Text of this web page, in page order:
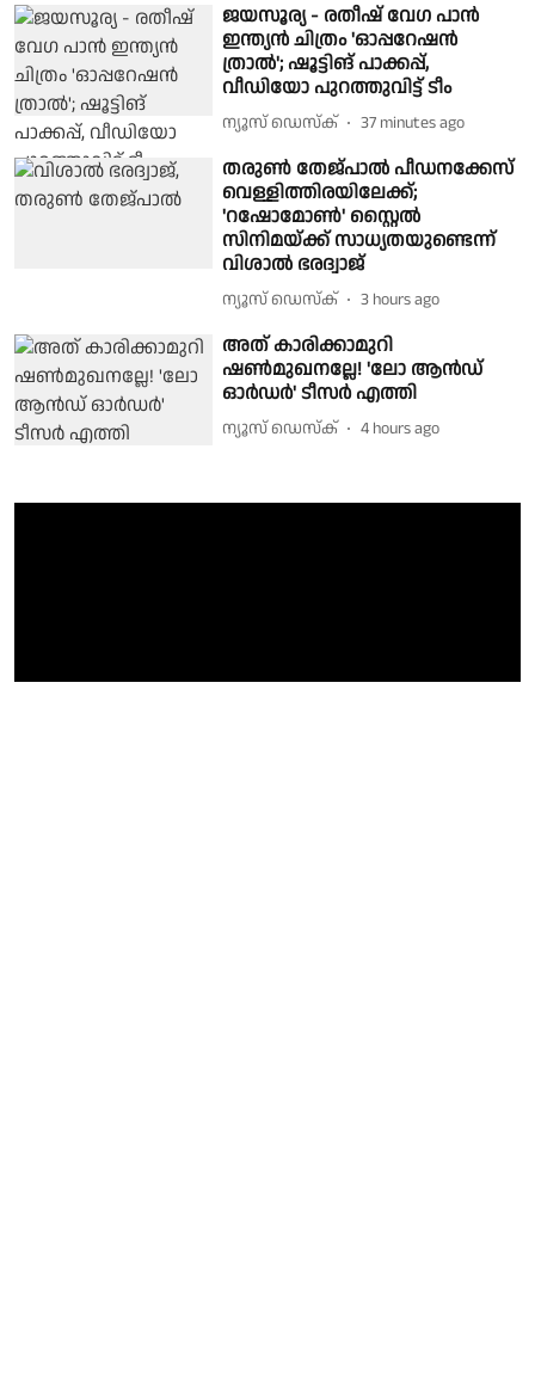
ജയസൂര്യ - രതീഷ് വേഗ പാൻ
ഇന്ത്യൻ ചിത്രം 'ഓപ്പറേഷൻ
ത്രാൽ'; ഷൂട്ടിങ് പാക്കപ്പ്,
വീഡിയോ പുറത്തുവിട്ട് ടീം
ന്യൂസ് ഡെസ്ക് 37 minutes ago
തരുൺ തേജ്പാൽ പീഡനക്കേസ്
വെള്ളിത്തിരയിലേക്ക്;
'റഷോമോൺ' സ്റ്റൈൽ
സിനിമയ്ക്ക് സാധ്യതയുണ്ടെന്ന്
വിശാൽ ഭരദ്വാജ്
ന്യൂസ് ഡെസ്ക് 3 hours ago
അത് കാരിക്കാമുറി
ഷൺമുഖനല്ലേ! 'ലോ ആൻഡ്
ഓർഡർ' ടീസർ എത്തി
ന്യൂസ് ഡെസ്ക് 4 hours ago